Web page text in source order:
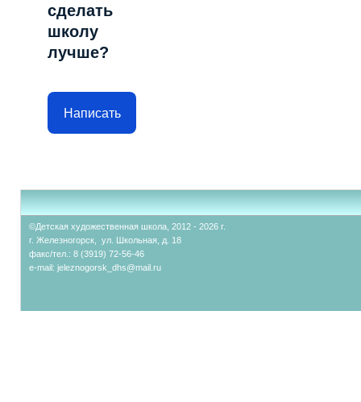
сделать
школу
лучше?
Написать
©Детская художественная школа, 2012 - 2026 г.
г. Железногорск, ул. Школьная, д. 18
факс/тел.: 8 (3919) 72-56-46
e-mail: jeleznogorsk_dhs@mail.ru